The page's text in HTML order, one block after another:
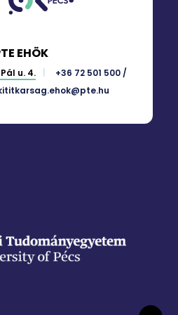
EHÖK
u. 4.
+36 72 501 500 /